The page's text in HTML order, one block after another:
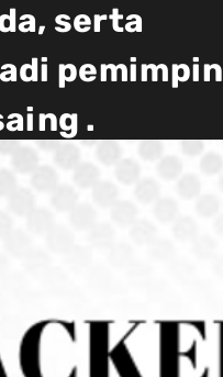
serta
pemimpin
.